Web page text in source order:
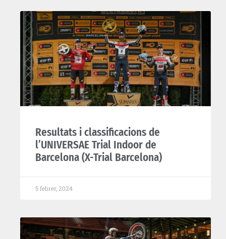
Resultats i classificacions de
l’UNIVERSAE Trial Indoor de
Barcelona (X-Trial Barcelona)
5 febrer, 2024